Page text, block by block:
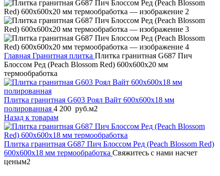
Главная Гранитная плитка Плитка гранитная G687 Пич
Блоссом Ред (Peach Blossom Red) 600х600х20 мм
термообработка
Плитка гранитная G603 Роял Вайт 600х600х18 мм
полированная 4 200 руб.м2
Назад к товарам
Плитка гранитная G687 Пич Блоссом Ред (Peach Blossom Red)
600х600х18 мм термообработка Свяжитесь с нами насчет
ценым2